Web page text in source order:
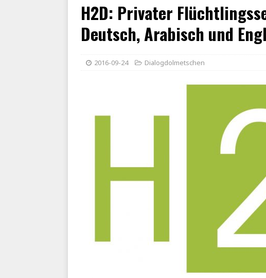
H2D: Privater
Deutsch, Arabisch und
2016-09-24 Dialogdolmetschen